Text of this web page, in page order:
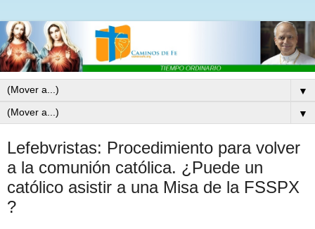
▼
▼
Lefebvristas: Procedimiento para volver
a la comunión católica. ¿Puede un
católico asistir a una Misa de la FSSPX
?